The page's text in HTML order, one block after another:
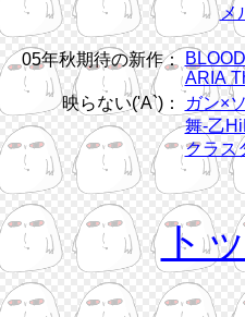
メ
05年秋期待の新作：
ARIA
映らない('A`)：
ガン×
舞-乙
クラス
ト